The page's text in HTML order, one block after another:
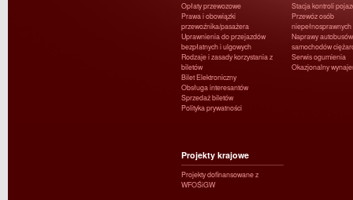
Opłaty przewozowe
Prawa i obowiązki
przewoźnika/pasażera
Uprawnienia do przejazdów
bezpłatnych i ulgowych
Rodzaje i zasady korzystania z
biletów
Bilet Elektroniczny
Obsługa interesantów
Sprzedaż biletów
Polityka prywatności
Stacja kontroli
Przewóz osób
niepełnosprawnych
Naprawy
samochodów
Serwis ogumienia
Okazjonalny
Projekty krajowe
Projekty dofinansowane z
WFOŚiGW